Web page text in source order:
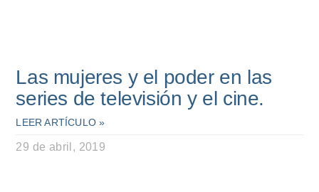
Las mujeres y el poder en las
series de televisión y el cine.
LEER ARTÍCULO »
29 de abril, 2019